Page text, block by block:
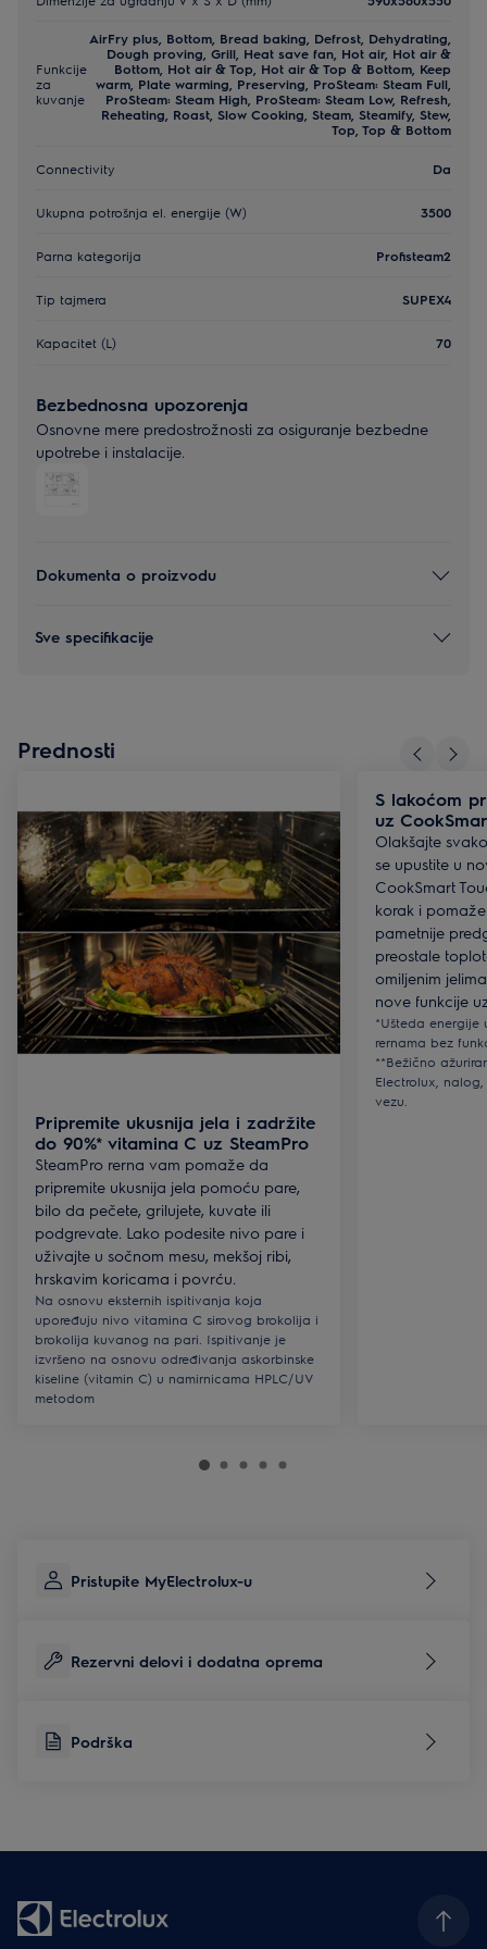
Funkcije
za
kuvanje
AirFry plus, Bottom, Bread baking, Defrost, Dehydrating,
Dough proving, Grill, Heat save fan, Hot air, Hot air &
Bottom, Hot air & Top, Hot air & Top & Bottom, Keep
warm, Plate warming, Preserving, ProSteam: Steam Full,
ProSteam: Steam High, ProSteam: Steam Low, Refresh,
Reheating, Roast, Slow Cooking, Steam, Steamify, Stew,
Top, Top & Bottom
Connectivity Da
Ukupna potrošnja el. energije (W) 3500
Parna kategorija Profisteam2
Tip tajmera SUPEX4
Kapacitet (L) 70
Bezbednosna upozorenja
Osnovne mere predostrožnosti za osiguranje bezbedne
upotrebe i instalacije.
Dokumenta o proizvodu
Sve specifikacije
Prednosti
Pripremite ukusnija jela i zadržite
do 90%* vitamina C uz SteamPro
SteamPro rerna vam pomaže da
pripremite ukusnija jela pomoću pare,
bilo da pečete, grilujete, kuvate ili
podgrevate. Lako podesite nivo pare i
uživajte u sočnom mesu, mekšoj ribi,
hrskavim koricama i povrću.
Na osnovu eksternih ispitivanja koja
upoređuju nivo vitamina C sirovog brokolija i
brokolija kuvanog na pari. Ispitivanje je
izvršeno na osnovu određivanja askorbinske
kiseline (vitamin C) u namirnicama HPLC/UV
metodom
S lakoćom
uz
Olakšajte
se upustite u
CookSmart
korak i
pametnije
preostale
omiljenim
nove funkcije
*Ušteda energije
rernama bez
**Bežično
Electrolux,
vezu.
Pristupite MyElectrolux-u
Rezervni delovi i dodatna oprema
Podrška